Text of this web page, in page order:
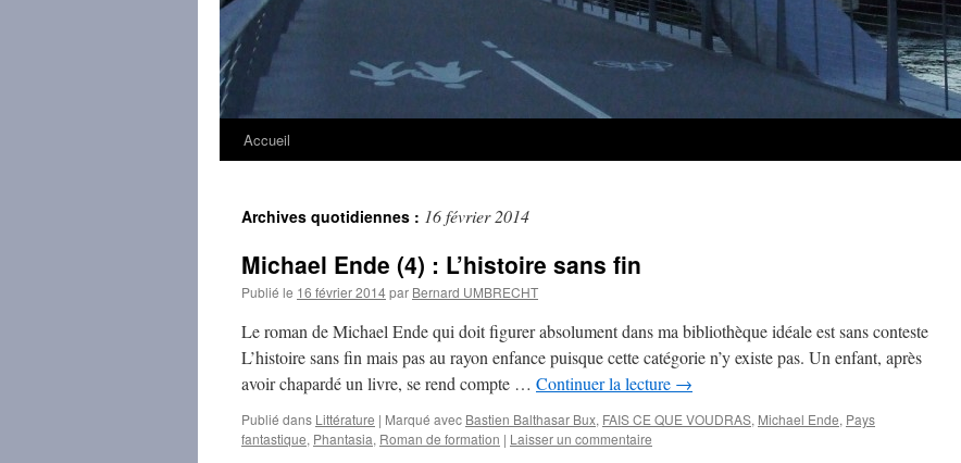
Accueil
Archives quotidiennes : 16 février 2014
Michael Ende (4) : L’histoire sans fin
Publié le 16 février 2014par Bernard UMBRECHT
Le roman de Michael Ende qui doit figurer absolument dans ma bibliothèque idéale est sans conteste
L’histoire sans fin mais pas au rayon enfance puisque cette catégorie n’y existe pas. Un enfant, après
avoir chapardé un livre, se rend compte … Continuer la lecture →
Publié dans Littérature | Marqué avec Bastien Balthasar Bux, FAIS CE QUE VOUDRAS, Michael Ende, Pays
fantastique, Phantasia, Roman de formation | Laisser un commentaire